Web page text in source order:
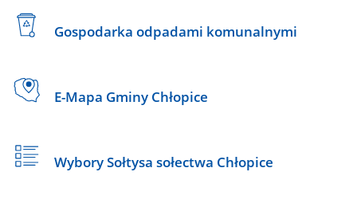
Gospodarka odpadami komunalnymi
E-Mapa Gminy Chłopice
Wybory Sołtysa sołectwa Chłopice